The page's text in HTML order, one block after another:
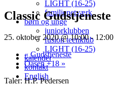
LIGHT (16-25)
familienetværk
børn og unge
juniorklubben
fusion teenklub
LIGHT (16-25)
kalender
kontakt
English
Classic Gudstjeneste
25. oktober 2020 @ 10:00- 12:00
« Gudstjeneste
Oasen +18 »
Taler: H.P. Pedersen